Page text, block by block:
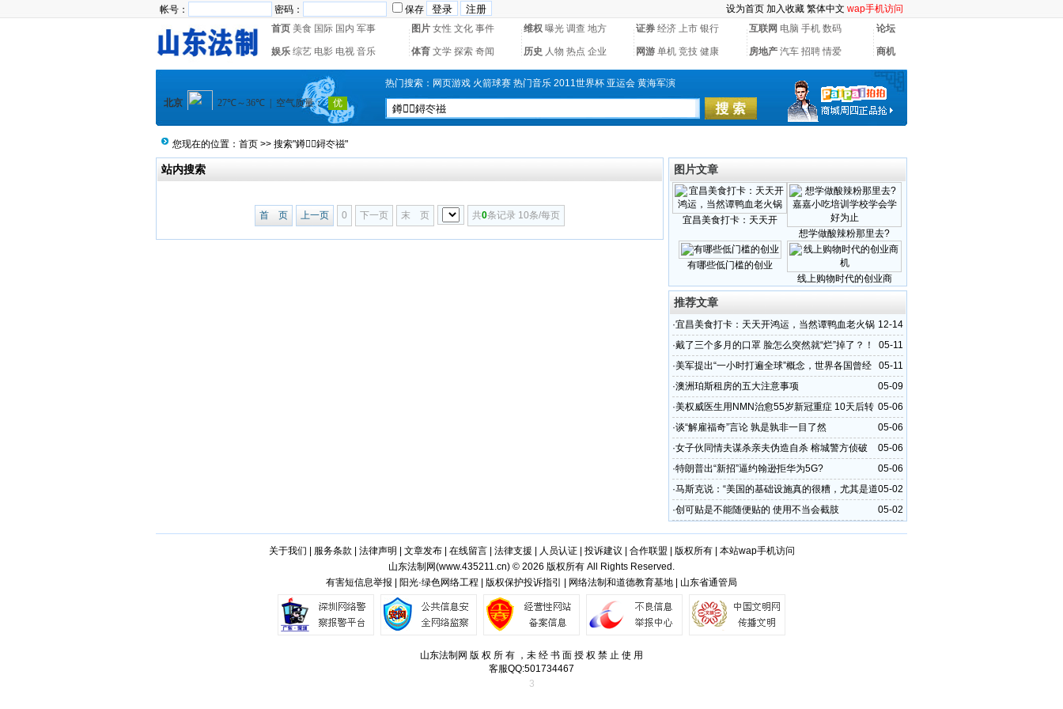
帐号： 密码： 保存 设为首页 加入收藏 繁体中文 wap手机访问
首页 美食 国际 国内 军事 图片 女性 文化 事件 维权 曝光 调查 地方 证券 经济 上市 银行 互联网 电脑 手机 数码 论坛
娱乐 综艺 电影 电视 音乐 体育 文学 探索 奇闻 历史 人物 热点 企业 网游 单机 竞技 健康 房地产 汽车 招聘 情爱 商机
热门搜索： 网页游戏 火箭球赛 热门音乐 2011世界杯 亚运会 黄海军演
您现在的位置： 首页 >> 搜索"鐏鐞冭禌"
站内搜索
首 页 上一页 0 下一页 末 页 共0条记录 10条/每页
图片文章
宜昌美食打卡：天天开
想学做酸辣粉那里去?
有哪些低门槛的创业
线上购物时代的创业商
推荐文章
12-14
·宜昌美食打卡：天天开鸿运，当然谭鸭血老火锅
05-11
·戴了三个多月的口罩 脸怎么突然就“烂”掉了？！
05-11
·美军提出“一小时打遍全球”概念，世界各国曾经
很紧张
05-09
·澳洲珀斯租房的五大注意事项
05-06
·美权威医生用NMN治愈55岁新冠重症 10天后转
阴
05-06
·谈“解雇福奇”言论 孰是孰非一目了然
05-06
·女子伙同情夫谋杀亲夫伪造自杀 榕城警方侦破
05-06
·特朗普出“新招”逼约翰逊拒华为5G?
05-02
·马斯克说：“美国的基础设施真的很糟，尤其是道
路和高速公路
05-02
·创可贴是不能随便贴的 使用不当会截肢
关于我们 服务条款 法律声明 文章发布| 在线留言| 法律支援 人员认证| 投诉建议 合作联盟 版权所有| 本站wap手机访问
山东法制网(www.435211.cn) © 2026 版权所有 All Rights Reserved.
有害短信息举报 | 阳光·绿色网络工程 | 版权保护投诉指引 | 网络法制和道德教育基地 | 山东省通管局
山东法制网 版 权 所 有 ，未 经 书 面 授 权 禁 止 使 用
客服QQ:501734467
3